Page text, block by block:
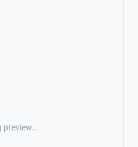
preview…